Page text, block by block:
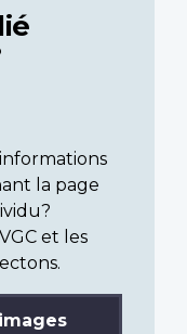
la page
et les